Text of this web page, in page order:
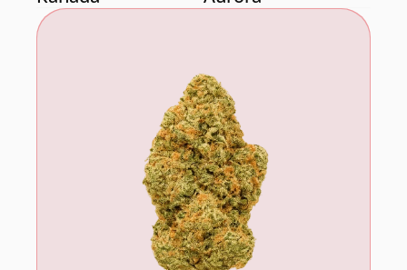
Hofgarten Apotheke